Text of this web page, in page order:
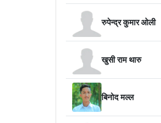
रुपेन्द्र कुमार ओली
खुसी राम थारु
बिनोद मल्ल